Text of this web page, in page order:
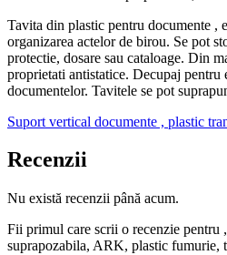
Tavita din plastic pentru documente ,
organizarea actelor de birou. Se pot
protectie, dosare sau cataloage. Din
proprietati antistatice. Decupaj pentru
documentelor. Tavitele se pot
Suport vertical documente , plastic
Recenzii
Nu există recenzii până acum.
Fii primul care scrii o recenzie pentru
suprapozabila, ARK, plastic fumurie,